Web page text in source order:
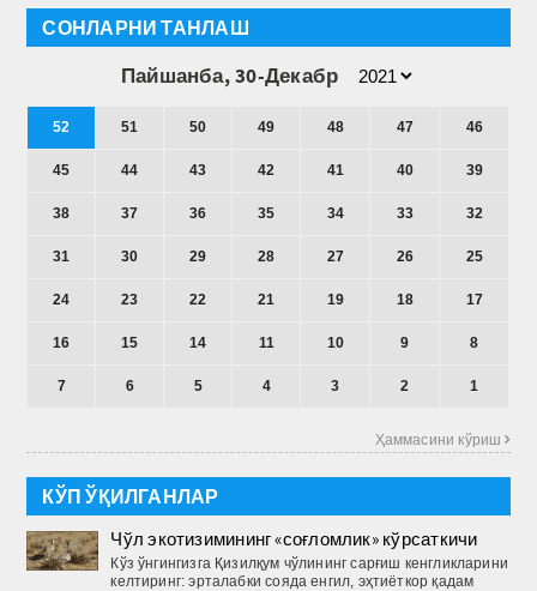
СОНЛАРНИ ТАНЛАШ
Пайшанба, 30-Декабр
52 51 50 49 48 47 46
45 44 43 42 41 40 39
38 37 36 35 34 33 32
31 30 29 28 27 26 25
24 23 22 21 19 18 17
16 15 14 11 10 9 8
7 6 5 4 3 2 1
Ҳаммасини кўриш 
КЎП ЎҚИЛГАНЛАР
Чўл экотизимининг «соғломлик» кўрсаткичи
Кўз ўнгингизга Қизилқум чўлининг сарғиш кенгликларини
келтиринг: эрталабки сояда енгил, эҳтиёткор қадам